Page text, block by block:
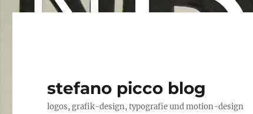
stefano picco blog
logos, grafik-design, typografie und motion-design